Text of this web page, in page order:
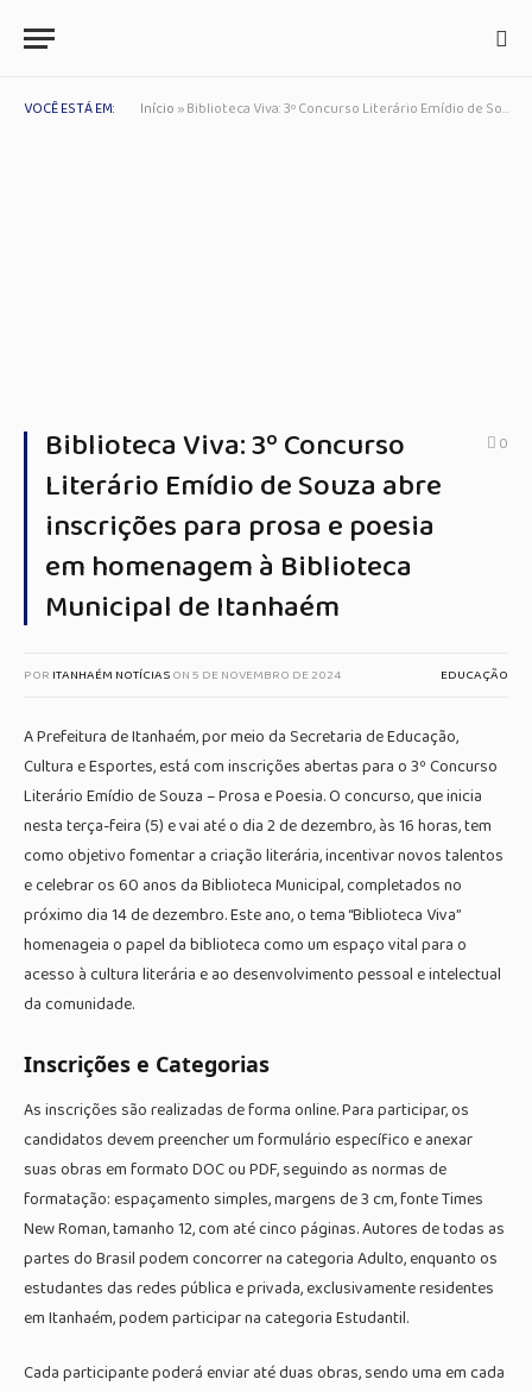
VOCÊ ESTÁ EM: Início »Biblioteca Viva: 3º Concurso Literário Emídio de Souza abre inscrições para prosa e poesia em homenagem à Biblioteca Municipal de Itanhaém
Biblioteca Viva: 3º Concurso
Literário Emídio de Souza abre
inscrições para prosa e poesia
em homenagem à Biblioteca
Municipal de Itanhaém
0
POR ITANHAÉM NOTÍCIASON5 DE NOVEMBRO DE 2024 EDUCAÇÃO
A Prefeitura de Itanhaém, por meio da Secretaria de Educação,
Cultura e Esportes, está com inscrições abertas para o 3º Concurso
Literário Emídio de Souza – Prosa e Poesia. O concurso, que inicia
nesta terça-feira (5) e vai até o dia 2 de dezembro, às 16 horas, tem
como objetivo fomentar a criação literária, incentivar novos talentos
e celebrar os 60 anos da Biblioteca Municipal, completados no
próximo dia 14 de dezembro. Este ano, o tema “Biblioteca Viva”
homenageia o papel da biblioteca como um espaço vital para o
acesso à cultura literária e ao desenvolvimento pessoal e intelectual
da comunidade.
Inscrições e Categorias
As inscrições são realizadas de forma online. Para participar, os
candidatos devem preencher um formulário específico e anexar
suas obras em formato DOC ou PDF, seguindo as normas de
formatação: espaçamento simples, margens de 3 cm, fonte Times
New Roman, tamanho 12, com até cinco páginas. Autores de todas as
partes do Brasil podem concorrer na categoria Adulto, enquanto os
estudantes das redes pública e privada, exclusivamente residentes
em Itanhaém, podem participar na categoria Estudantil.
Cada participante poderá enviar até duas obras, sendo uma em cada